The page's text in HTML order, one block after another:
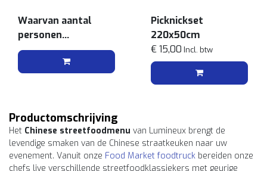
Waarvan aantal
personen
vegetarisch
Picknickset
220x50cm
€ 15,00 Incl. btw
Productomschrijving
Het Chinese streetfoodmenu van Lumineux brengt de
levendige smaken van de Chinese straatkeuken naar uw
evenement. Vanuit onze Food Market foodtruck bereiden onze
chefs live verschillende streetfoodklassiekers met geurige